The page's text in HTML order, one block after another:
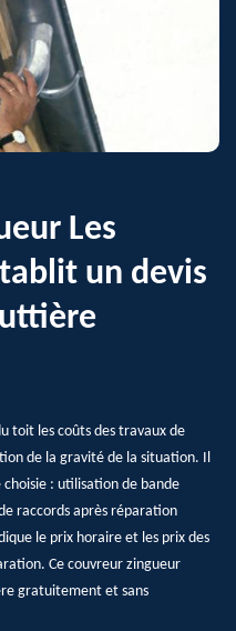
Les
un devis
toit les coûts des travaux de
de la gravité de la situation. Il
: utilisation de bande
raccords après réparation
le prix horaire et les prix des
Ce couvreur zingueur
gratuitement et sans